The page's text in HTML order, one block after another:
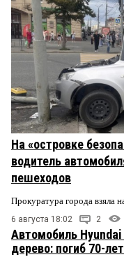
На «островке
водитель
пешеходов
Прокуратура города взяла
6 августа 18:02 2
Автомобиль
дерево: погиб 70-